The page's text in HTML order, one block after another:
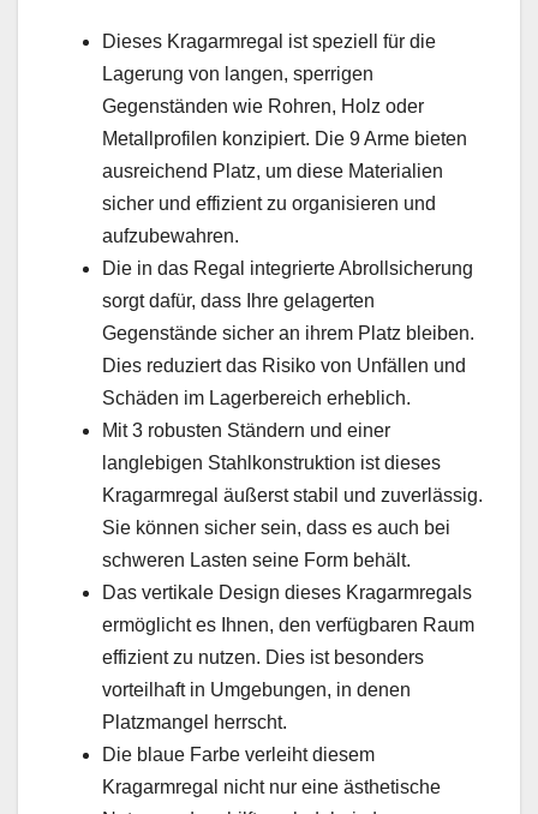
Dieses Kragarmregal ist speziell für die
Lagerung von langen, sperrigen
Gegenständen wie Rohren, Holz oder
Metallprofilen konzipiert. Die 9 Arme bieten
ausreichend Platz, um diese Materialien
sicher und effizient zu organisieren und
aufzubewahren.
Die in das Regal integrierte Abrollsicherung
sorgt dafür, dass Ihre gelagerten
Gegenstände sicher an ihrem Platz bleiben.
Dies reduziert das Risiko von Unfällen und
Schäden im Lagerbereich erheblich.
Mit 3 robusten Ständern und einer
langlebigen Stahlkonstruktion ist dieses
Kragarmregal äußerst stabil und zuverlässig.
Sie können sicher sein, dass es auch bei
schweren Lasten seine Form behält.
Das vertikale Design dieses Kragarmregals
ermöglicht es Ihnen, den verfügbaren Raum
effizient zu nutzen. Dies ist besonders
vorteilhaft in Umgebungen, in denen
Platzmangel herrscht.
Die blaue Farbe verleiht diesem
Kragarmregal nicht nur eine ästhetische